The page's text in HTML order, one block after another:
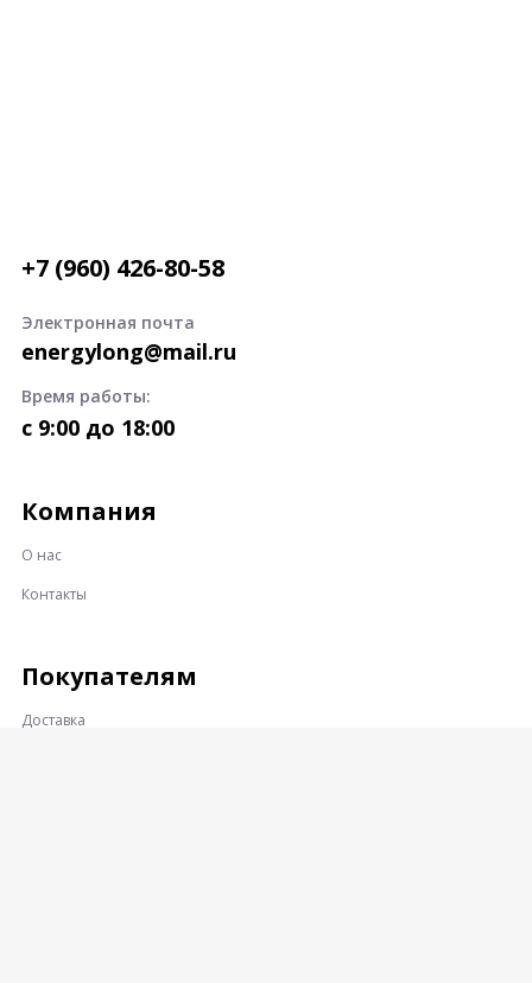
+7 (960) 426-80-58
Электронная почта
energylong@mail.ru
Время работы:
c 9:00 до 18:00
Компания
О нас
Контакты
Покупателям
Доставка